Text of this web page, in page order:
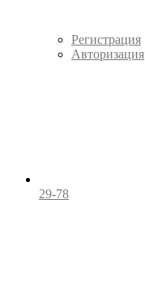
Регистрация
Авторизация
29-78